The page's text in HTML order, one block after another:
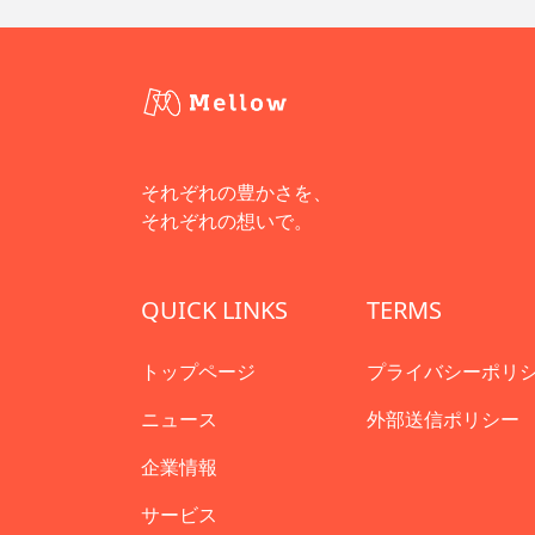
それぞれの豊かさを、
それぞれの想いで。
QUICK LINKS
トップページ
ニュース
企業情報
サービス
TERMS
プライバシーポリ
外部送信ポリシー